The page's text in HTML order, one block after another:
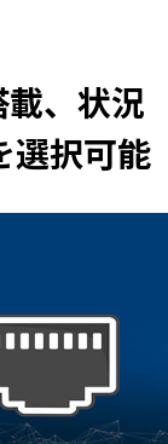
、状況
選択可能